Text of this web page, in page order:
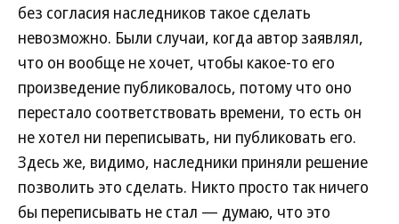
без согласия наследников такое сделать
невозможно. Были случаи, когда автор заявлял,
что он вообще не хочет, чтобы какое-то его
произведение публиковалось, потому что оно
перестало соответствовать времени, то есть он
не хотел ни переписывать, ни публиковать его.
Здесь же, видимо, наследники приняли решение
позволить это сделать. Никто просто так ничего
бы переписывать не стал — думаю, что это